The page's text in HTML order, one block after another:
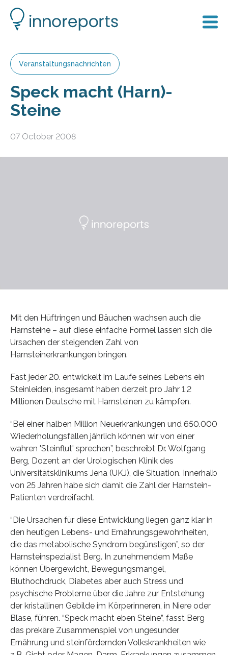
Veranstaltungsnachrichten
Speck macht (Harn)-
Steine
07 October 2008
Mit den Hüftringen und Bäuchen wachsen auch die
Harnsteine – auf diese einfache Formel lassen sich die
Ursachen der steigenden Zahl von
Harnsteinerkrankungen bringen.
Fast jeder 20. entwickelt im Laufe seines Lebens ein
Steinleiden, insgesamt haben derzeit pro Jahr 1,2
Millionen Deutsche mit Harnsteinen zu kämpfen.
“Bei einer halben Million Neuerkrankungen und 650.000
Wiederholungsfällen jährlich können wir von einer
wahren 'Steinflut' sprechen”, beschreibt Dr. Wolfgang
Berg, Dozent an der Urologischen Klinik des
Universitätsklinikums Jena (UKJ), die Situation. Innerhalb
von 25 Jahren habe sich damit die Zahl der Harnstein-
Patienten verdreifacht.
“Die Ursachen für diese Entwicklung liegen ganz klar in
den heutigen Lebens- und Ernährungsgewohnheiten,
die das metabolische Syndrom begünstigen”, so der
Harnsteinspezialist Berg. In zunehmendem Maße
können Übergewicht, Bewegungsmangel,
Bluthochdruck, Diabetes aber auch Stress und
psychische Probleme über die Jahre zur Entstehung
der kristallinen Gebilde im Körperinneren, in Niere oder
Blase, führen. “Speck macht eben Steine”, fasst Berg
das prekäre Zusammenspiel von ungesunder
Ernährung und steinfördernden Volkskrankheiten wie